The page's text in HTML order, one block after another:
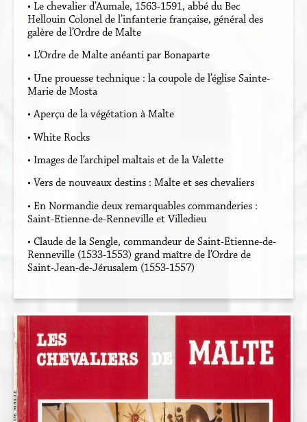
• Le chevalier d’Aumale, 1563-1591, abbé du Bec
Hellouin Colonel de l’infanterie française, général des
galère de l’Ordre de Malte
• L’Ordre de Malte anéanti par Bonaparte
• Une prouesse technique : la coupole de l’église Sainte-
Marie de Mosta
• Aperçu de la végétation à Malte
• White Rocks
• Images de l’archipel maltais et de la Valette
• Vers de nouveaux destins : Malte et ses chevaliers
• En Normandie deux remarquables commanderies :
Saint-Etienne-de-Renneville et Villedieu
• Claude de la Sengle, commandeur de Saint-Etienne-de-
Renneville (1533-1553) grand maître de l’Ordre de
Saint-Jean-de-Jérusalem (1553-1557)